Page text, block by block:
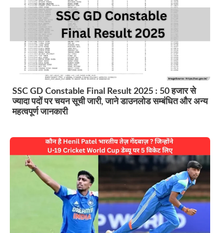
SSC GD Constable Final Result 2025 : 50 हजार से
ज्यादा पदों पर चयन सूची जारी, जाने डाउनलोड सम्बंधित और अन्य
महत्वपूर्ण जानकारी